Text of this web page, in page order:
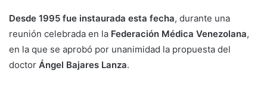
Desde 1995 fue instaurada esta fecha, durante una
reunión celebrada en la Federación Médica Venezolana,
en la que se aprobó por unanimidad la propuesta del
doctor Ángel Bajares Lanza.